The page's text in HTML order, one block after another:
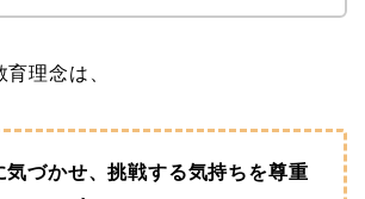
理念は、
気づかせ、挑戦する気持ちを尊重